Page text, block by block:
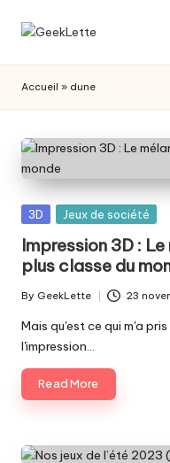
Skip
G
e
e
k
L
e
t
t
e
les
de
société
Accueil » dune
Posted
3D Jeux de société
Impression 3D :
plus classe du
Posted
by
By GeekLette 23
Mais qu'est ce qui m'a
l'impression…
Read More